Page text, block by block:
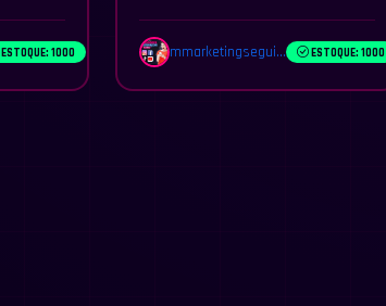
ESTOQUE: 1000 mmarketingsegui... ESTOQUE: 1000